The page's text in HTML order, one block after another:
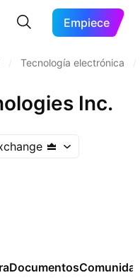
Empiece
Tecnología electrónica
Inc.
Documentos